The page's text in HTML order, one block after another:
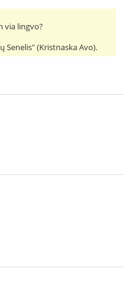
via lingvo?
Senelis" (Kristnaska Avo).